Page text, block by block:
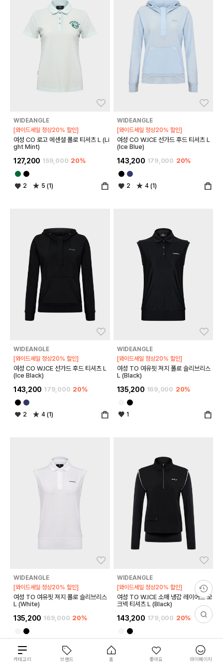
WIDEANGLE
[와이드세일 정상20% 할인]
여성 CO 로고 에센셜 폴로 티셔츠 L (Li
ght Mint)
127,200 159,000 20%
2 5 (1)
WIDEANGLE
[와이드세일 정상20% 할인]
여성 CO W.ICE 선가드 후드 티셔츠 L
(Ice Blue)
143,200 179,000 20%
2 4 (1)
WIDEANGLE
[와이드세일 정상20% 할인]
여성 CO W.ICE 선가드 후드 티셔츠 L
(Ice Black)
143,200 179,000 20%
2 4 (1)
WIDEANGLE
[와이드세일 정상20% 할인]
여성 TO 여유핏 져지 폴로 슬리브리스
L (Black)
135,200 169,000 20%
1
WIDEANGLE
[와이드세일 정상20% 할인]
여성 TO 여유핏 져지 폴로 슬리브리스
L (White)
135,200 169,000 20%
WIDEANGLE
[와이드세일 정상20% 할인]
여성 TO W.ICE 소매 냉감 레이어드 모
크넥 티셔츠 L (Black)
143,200 179,000 20%
카테고리 브랜드 홈 좋아요 마이페이지